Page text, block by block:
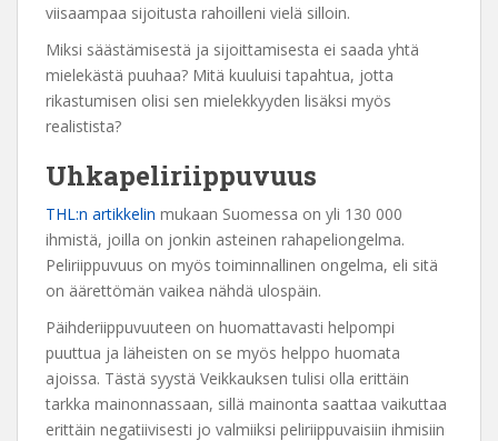
viisaampaa sijoitusta rahoilleni vielä silloin.
Miksi säästämisestä ja sijoittamisesta ei saada yhtä
mielekästä puuhaa? Mitä kuuluisi tapahtua, jotta
rikastumisen olisi sen mielekkyyden lisäksi myös
realistista?
Uhkapeliriippuvuus
THL:n artikkelin mukaan Suomessa on yli 130 000
ihmistä, joilla on jonkin asteinen rahapeliongelma.
Peliriippuvuus on myös toiminnallinen ongelma, eli sitä
on äärettömän vaikea nähdä ulospäin.
Päihderiippuvuuteen on huomattavasti helpompi
puuttua ja läheisten on se myös helppo huomata
ajoissa. Tästä syystä Veikkauksen tulisi olla erittäin
tarkka mainonnassaan, sillä mainonta saattaa vaikuttaa
erittäin negatiivisesti jo valmiiksi peliriippuvaisiin ihmisiin